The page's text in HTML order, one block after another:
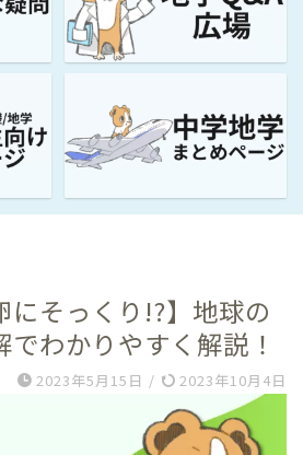
にそっくり!?】地球の
わかりやすく解説！
2023年5月15日 / 2023年10月4日